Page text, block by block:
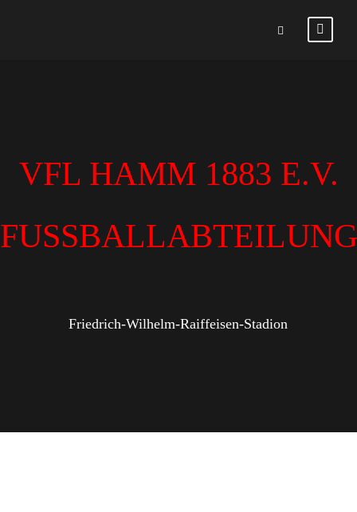
VFL HAMM 1883 E.V.
FUSSBALLABTEILUNG
Friedrich-Wilhelm-Raiffeisen-Stadion